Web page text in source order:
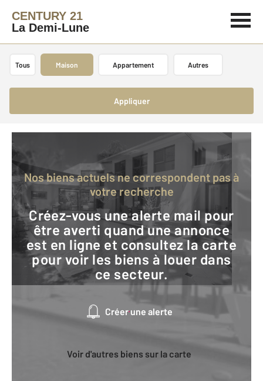
CENTURY 21
La Demi-Lune
Tous Maison Appartement Autres
Appliquer
Nos biens actuels ne correspondent pas à
votre recherche
Créez-vous une alerte mail pour
être averti quand une annonce
est en ligne et consultez la carte
pour voir les biens à louer dans
ce secteur.
Créer une alerte
Voir d'autres biens sur la carte